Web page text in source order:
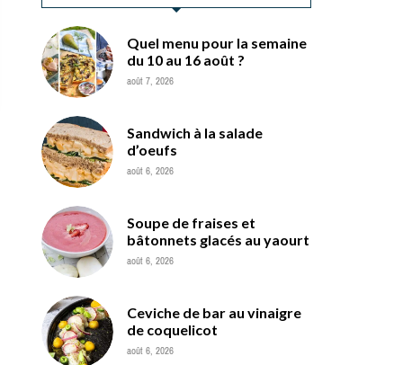
Quel menu pour la semaine
du 10 au 16 août ?
août 7, 2026
Sandwich à la salade
d’oeufs
août 6, 2026
Soupe de fraises et
bâtonnets glacés au yaourt
août 6, 2026
Ceviche de bar au vinaigre
de coquelicot
août 6, 2026